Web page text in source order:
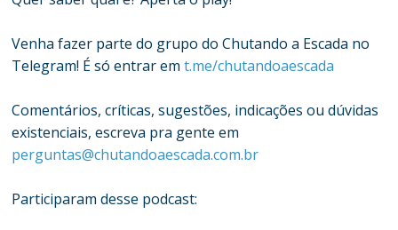
Venha fazer parte do grupo do Chutando a Escada no
Telegram! É só entrar emt.me/chutandoaescada
Comentários, críticas, sugestões, indicações ou dúvidas
existenciais, escreva pra gente em
perguntas@chutandoaescada.com.br
Participaram desse podcast: